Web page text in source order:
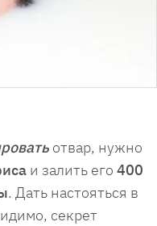
отвар, нужно
и залить его 400
. Дать настояться в
секрет